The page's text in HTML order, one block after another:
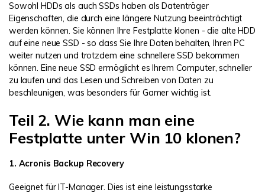
Sowohl HDDs als auch SSDs haben als Datenträger
Eigenschaften, die durch eine längere Nutzung beeinträchtigt
werden können. Sie können Ihre Festplatte klonen - die alte HDD
auf eine neue SSD - so dass Sie Ihre Daten behalten, Ihren PC
weiter nutzen und trotzdem eine schnellere SSD bekommen
können. Eine neue SSD ermöglicht es Ihrem Computer, schneller
zu laufen und das Lesen und Schreiben von Daten zu
beschleunigen, was besonders für Gamer wichtig ist.
Teil 2. Wie kann man eine
Festplatte unter Win 10 klonen?
1. Acronis Backup Recovery
Geeignet für IT-Manager. Dies ist eine leistungsstarke